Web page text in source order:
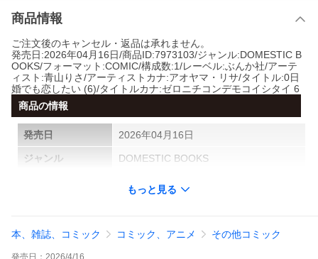
商品情報
ご注文後のキャンセル・返品は承れません。
発売日:2026年04月16日/商品ID:7973103/ジャンル:DOMESTIC B
OOKS/フォーマット:COMIC/構成数:1/レーベル:ぶんか社/アーテ
ィスト:青山りさ/アーティストカナ:アオヤマ・リサ/タイトル:0日
婚でも恋したい (6)/タイトルカナ:ゼロニチコンデモコイシタイ 6
商品の情報
発売日 2026年04月16日
ジャンル DOMESTIC BOOKS
製造国 国内盤
レーベル
もっと見る
本、雑誌、コミック コミック、アニメ その他コミック